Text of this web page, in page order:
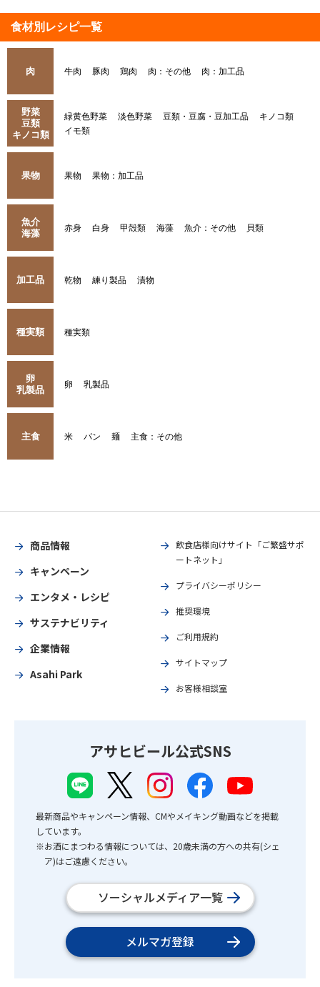
食材別レシピ一覧
肉 牛肉 豚肉 鶏肉 肉：その他 肉：加工品
野菜
豆類
キノコ類
緑黄色野菜 淡色野菜 豆類・豆腐・豆加工品
キノコ類
イモ類
果物 果物 果物：加工品
魚介
海藻
赤身 白身 甲殻類 海藻 魚介：その他 貝類
加工品 乾物 練り製品 漬物
種実類 種実類
卵
乳製品
卵 乳製品
主食 米 パン 麺 主食：その他
商品情報
キャンペーン
エンタメ・レシピ
サステナビリティ
企業情報
Asahi Park
飲食店様向けサイト「ご繁盛サポ
ートネット」
プライバシーポリシー
推奨環境
ご利用規約
サイトマップ
お客様相談室
アサヒビール公式SNS
最新商品やキャンペーン情報、CMやメイキング動画などを掲載
しています。
※お酒にまつわる情報については、20歳未満の方への共有(シェ
ア)はご遠慮ください。
ソーシャルメディア一覧
メルマガ登録